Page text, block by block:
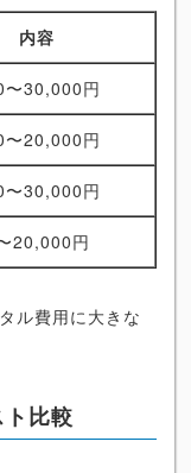
内容
30,000円
20,000円
30,000円
20,000円
ル費用に大きな
比較